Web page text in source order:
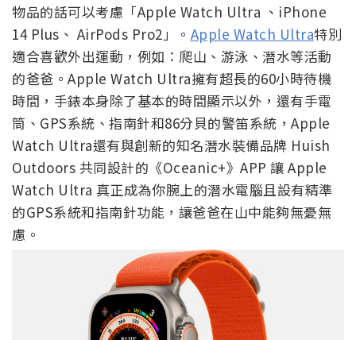
物品的話可以考慮「Apple Watch Ultra 、iPhone
14 Plus、 AirPods Pro2」。 Apple Watch Ultra特別
適合喜歡外出運動，例如：爬山、游泳、潛水等活動
的爸爸。Apple Watch Ultra擁有超長的60小時待機
時間，手錶本身除了基本的時間顯示以外，還有手電
筒、GPS系統、指南針和86分貝的警笛系統，Apple
Watch Ultra還有與創新的知名潛水裝備品牌 Huish
Outdoors 共同設計的《Oceanic+》APP 讓 Apple
Watch Ultra 真正成為你腕上的潛水電腦且設有精準
的GPS系統和指南針功能，讓爸爸在山中能夠無憂無
慮。